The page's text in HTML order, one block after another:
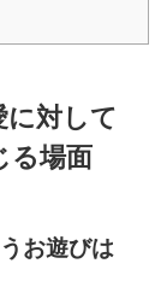
に対して
る場面
お遊びは